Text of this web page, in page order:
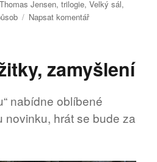
Thomas Jensen,trilogie,Velký sál,
Napsat komentářpro
JAŠKÓW
s
v
inscenaci
zamyšlení
nabídne oblíbené
novinku, hrát se bude za